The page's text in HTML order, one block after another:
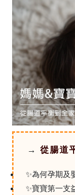
→ 從腸道
✨為何孕期及
✨寶寶第一支